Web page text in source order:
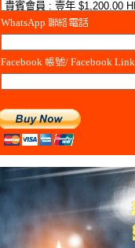
WhatsApp 聯絡電話
Facebook 帳號/ Facebook Link